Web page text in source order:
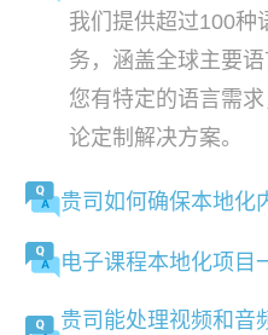
我们提供超过100种
务，涵盖全球主要
您有特定的语言需
论定制解决方案。
贵司如何确保本地化
电子课程本地化项目
贵司能处理视频和音